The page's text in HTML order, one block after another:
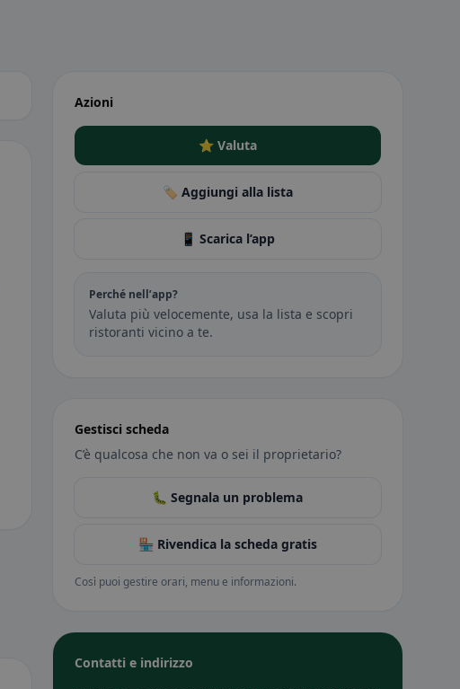
Azioni
⭐ Valuta
🏷️ Aggiungi alla lista
📱 Scarica l’app
Perché nell’app?
Valuta più velocemente, usa la lista e scopri
ristoranti vicino a te.
Gestisci scheda
C’è qualcosa che non va o sei il proprietario?
🐛 Segnala un problema
🏪 Rivendica la scheda gratis
Così puoi gestire orari, menu e informazioni.
Contatti e indirizzo